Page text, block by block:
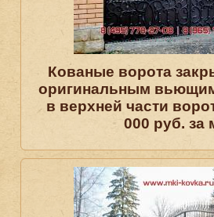
Кованые ворота
оригинальным
в верхней части
000 руб. за